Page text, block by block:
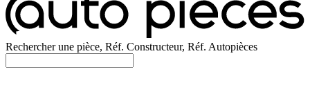
Rechercher une pièce, Réf. Constructeur, Réf. Autopièces